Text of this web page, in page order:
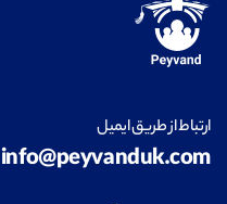
ارتباط از طریق ایمیل
info@peyvanduk.com